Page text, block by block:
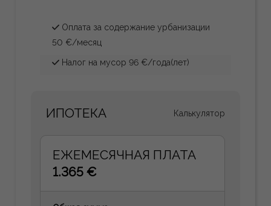
Оплата за содержание урбанизации
50 €/месяц
Налог на мусор 96 €/года(лет)
ИПОТЕКА Калькулятор
ЕЖЕМЕСЯЧНАЯ ПЛАТА
1.365 €